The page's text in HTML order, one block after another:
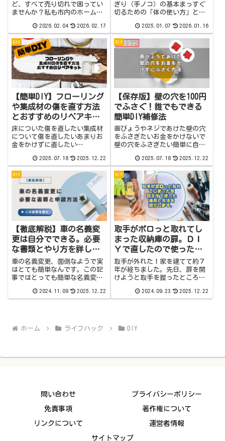
ど、すべて売り切れで困ってい
ませんか？私も市内のホームセ
たがすべて売り切れでした。こ
のままでは雪庇の下にあるエア
コンの室外機に直撃してしまう
と困っていましたが、自作の雪
庇落とし棒を作っ...
2026.02.04 2026.02.17
ぎり（手ノコ）の基本まっすぐ
切るための「体の使い方」と
コツノコギリで切ったら、線か
らズレる・途中で曲がる・刃が
噛んで止まる…。ノコギリでま
っすぐ切るのって意外と難しい
んですよね。DIY...
2025.01.07 2026.01.16
DIY
【簡単DIY】フローリング
や集成材の傷を直す方法
とおすすめのリペアキッ
ト
床についた傷を直したい集成材
について傷を直したいあまりお
金をかけずに直したい
{b.MoshimoAffiliateObject=a
{arguments.curr...
2025.07.18 2025.12.22
DIY
【保存版】壁の穴を100円
でふさぐ！誰でもできる
簡単DIY補修法
画びょうやネジであけた壁の穴
をふさぎたいお金をかけないで
壁の穴をふさぎたい簡単に自分
な穴、放置していませんか？
「引っ越し前に壁の穴をどうに
かしたい！」そんな悩み、あり
ませんか？日本の住...
2025.07.18 2025.12.22
DIY
【徹底解説】車の名義変
更は自分でできる。必要
な書類とやり方を詳しく
紹介
車の名義変更、面倒なようで実
はとても簡単なんです。この記
事ではとっても簡単な名義変更
の名義変更の流れ名義変更の流
れは、車庫証明書の申請をし
て陸運局に行き車検...
2024.11.09 2025.12.22
DIY
取手がポロっと取れてし
まった収納庫の扉。ＤＩ
Ｙで直したので使った道
具と方法を紹介します。
取手が外れた！家を建てて約７
年が経ちました。先日、扉を開
けようと取手を握ったところク
驚いて取手を見てみると取手の
下側がブラブラしている。扉の
してみたところ、...
2024.09.23 2025.12.22
ホーム ライフハック DIY
問い合わせ プライバシーポリシー
免責事項 著作権について
リンクについて 運営者情報
サイトマップ